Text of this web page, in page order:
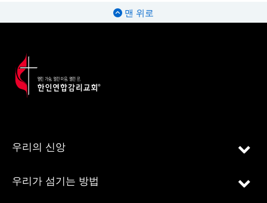
맨 위로
우리의 신앙
우리가 섬기는 방법